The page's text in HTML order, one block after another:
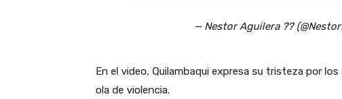
— Nestor Aguilera ??
En el video, Quilambaqui expresa su tristeza por
ola de violencia.